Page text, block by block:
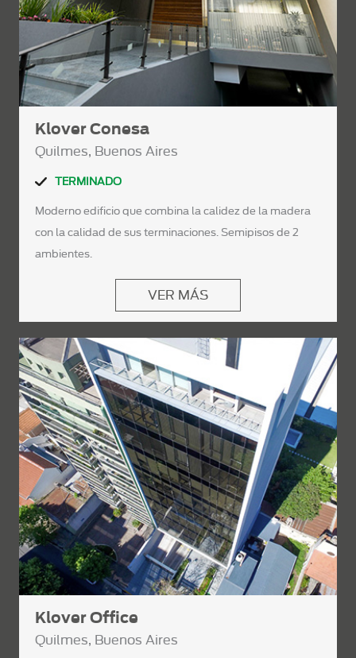
Klover Conesa
Quilmes, Buenos Aires
TERMINADO
Moderno edificio que combina la calidez de la madera
con la calidad de sus terminaciones. Semipisos de 2
ambientes.
VER MÁS
Klover Office
Quilmes, Buenos Aires